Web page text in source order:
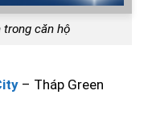
trong căn hộ
– Tháp Green